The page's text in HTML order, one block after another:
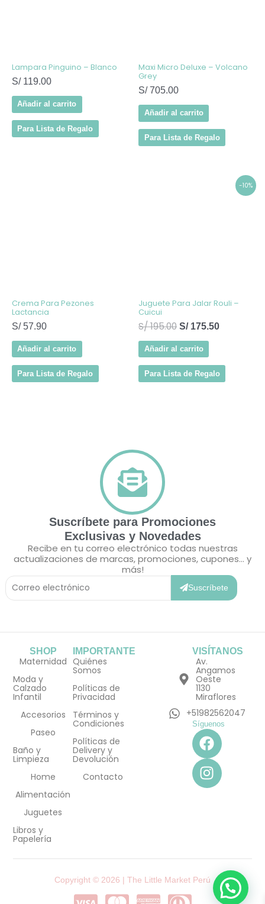
Lampara Pinguino – Blanco
S/119.00
Añadir al carrito
Para Lista de Regalo
Maxi Micro Deluxe – Volcano
Grey
S/705.00
Añadir al carrito
Para Lista de Regalo
Crema Para Pezones
Lactancia
S/57.90
Añadir al carrito
Para Lista de Regalo
-10%
Juguete Para Jalar Rouli –
Cuicui
S/195.00 S/175.50
precio
Añadir al carrito
Para Lista de Regalo
Suscríbete para Promociones
Exclusivas y Novedades
Recibe en tu correo electrónico todas nuestras
actualizaciones de marcas, promociones, cupones... y
más!
Correo
Electrónico
Suscríbete
SHOP
Maternidad
Moda y
Calzado
Infantil
Accesorios
Paseo
Baño y
Limpieza
Home
Alimentación
Juguetes
Libros y
Papelería
IMPORTANTE
Quiénes
Somos
Políticas de
Privacidad
Términos y
Condiciones
Políticas de
Delivery y
Devolución
Contacto
VISÍTANOS
Av.
Angamos
Oeste
1130
Miraflores
+51982562047
Síguenos
F
a
c
e
b
I
n
s
t
a
m
Copyright © 2026 | The Little Market Perú